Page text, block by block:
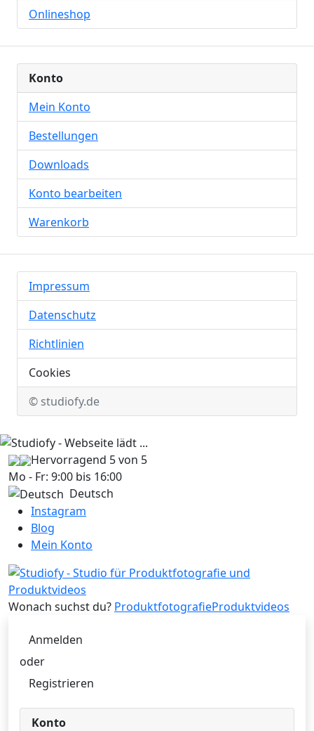
Onlineshop
Konto
Mein Konto
Bestellungen
Downloads
Konto bearbeiten
Warenkorb
Impressum
Datenschutz
Richtlinien
Cookies
© studiofy.de
Hervorragend 5 von 5
Mo - Fr: 9:00 bis 16:00
Deutsch
Instagram
Blog
Mein Konto
Wonach suchst du? ProduktfotografieProduktvideos
Anmelden
oder
Registrieren
Konto